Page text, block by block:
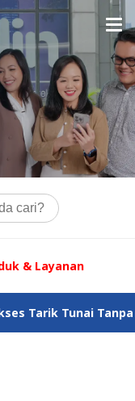
& Layanan
Tanpa Kartu yang